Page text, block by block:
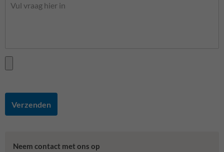
Verzenden
Neem contact met ons op